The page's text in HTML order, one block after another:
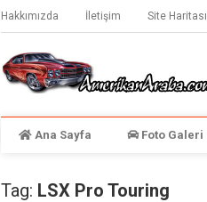
Hakkımızda İletişim Site Haritası
Ana Sayfa Foto Galeri
Tag: LSX Pro Touring